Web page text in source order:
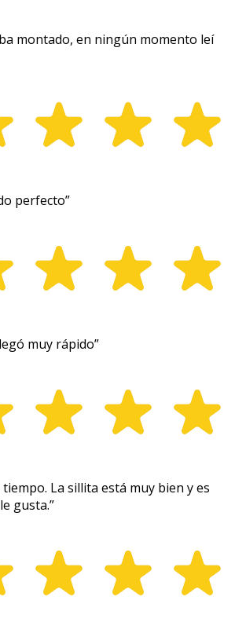
montado, en ningún momento leí
perfecto”
muy rápido”
La sillita está muy bien y es
gusta.”